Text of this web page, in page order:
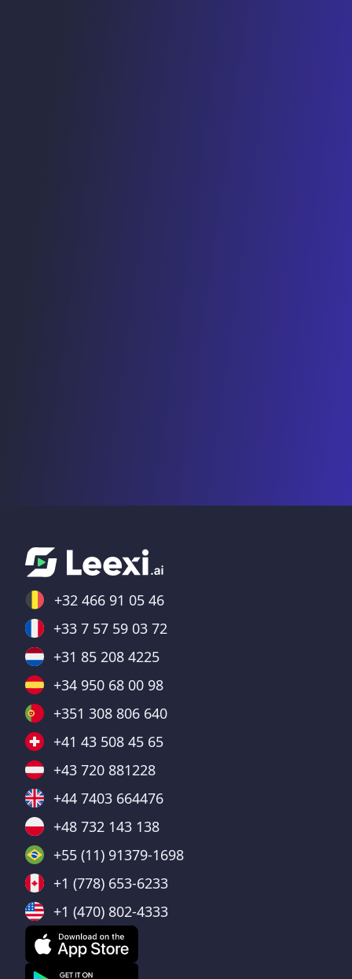
+32 466 91 05 46
+33 7 57 59 03 72
+31 85 208 4225
+34 950 68 00 98
+351 308 806 640
+41 43 508 45 65
+43 720 881228
+44 7403 664476
+48 732 143 138
+55 (11) 91379-1698
+1 (778) 653-6233
+1 (470) 802-4333